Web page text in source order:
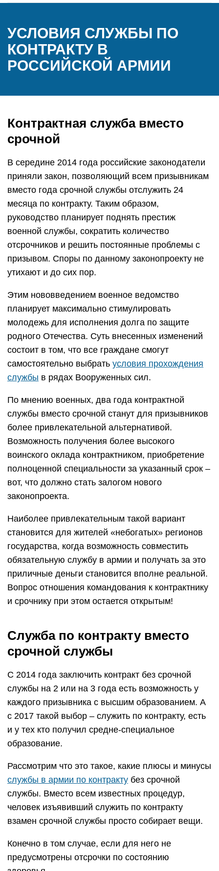
УСЛОВИЯ СЛУЖБЫ ПО
КОНТРАКТУ В
РОССИЙСКОЙ АРМИИ
Контрактная служба вместо
срочной
В середине 2014 года российские законодатели
приняли закон, позволяющий всем призывникам
вместо года срочной службы отслужить 24
месяца по контракту. Таким образом,
руководство планирует поднять престиж
военной службы, сократить количество
отсрочников и решить постоянные проблемы с
призывом. Споры по данному законопроекту не
утихают и до сих пор.
Этим нововведением военное ведомство
планирует максимально стимулировать
молодежь для исполнения долга по защите
родного Отечества. Суть внесенных изменений
состоит в том, что все граждане смогут
самостоятельно выбрать условия прохождения
службы в рядах Вооруженных сил.
По мнению военных, два года контрактной
службы вместо срочной станут для призывников
более привлекательной альтернативой.
Возможность получения более высокого
воинского оклада контрактником, приобретение
полноценной специальности за указанный срок –
вот, что должно стать залогом нового
законопроекта.
Наиболее привлекательным такой вариант
становится для жителей «небогатых» регионов
государства, когда возможность совместить
обязательную службу в армии и получать за это
приличные деньги становится вполне реальной.
Вопрос отношения командования к контрактнику
и срочнику при этом остается открытым!
Служба по контракту вместо
срочной службы
С 2014 года заключить контракт без срочной
службы на 2 или на 3 года есть возможность у
каждого призывника с высшим образованием. А
с 2017 такой выбор – служить по контракту, есть
и у тех кто получил средне-специальное
образование.
Рассмотрим что это такое, какие плюсы и минусы
службы в армии по контракту без срочной
службы. Вместо всем известных процедур,
человек изъявивший служить по контракту
взамен срочной службы просто собирает вещи.
Конечно в том случае, если для него не
предусмотрены отсрочки по состоянию